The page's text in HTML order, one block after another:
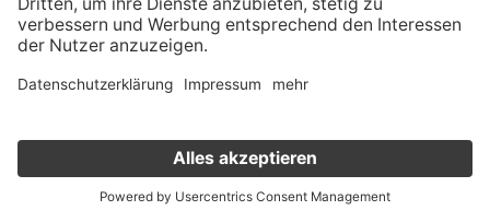
Mit demFord Focus ST Turnier
Jahr 2002 eine Kombi-Variante auf den Markt, die sich
und athletischeren Wagen nicht verstecken musste. Das für
den Begriff “Sports Technology” stehende Kürzel passt
Verkauf deinen Gebrauchten online